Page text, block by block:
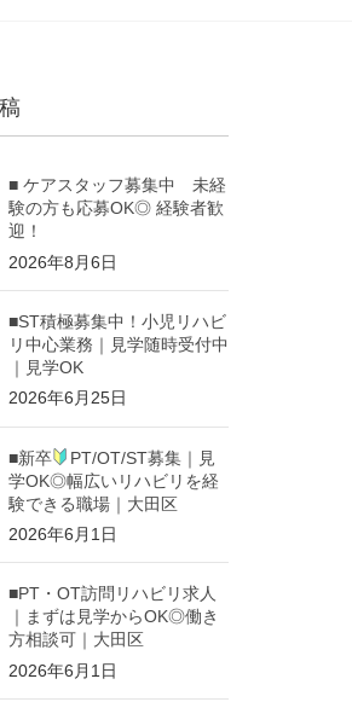
■ ケアスタッフ募集中 未経
験の方も応募OK◎ 経験者歓
迎！
2026年8月6日
■ST積極募集中！小児リハビ
リ中心業務｜見学随時受付中
｜見学OK
2026年6月25日
■新卒
PT/OT/ST募集｜見
学OK◎幅広いリハビリを経
験できる職場｜大田区
2026年6月1日
■PT・OT訪問リハビリ求人
｜まずは見学からOK◎働き
方相談可｜大田区
2026年6月1日